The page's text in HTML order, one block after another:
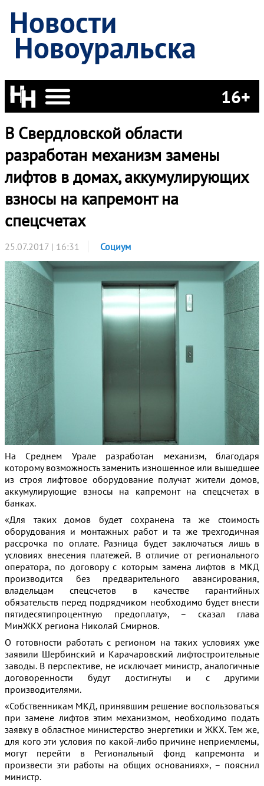
Новости
Новоуральска
16+
В Свердловской области
разработан механизм замены
лифтов в домах, аккумулирующих
взносы на капремонт на
спецсчетах
25.07.2017 | 16:31 Социум
На Среднем Урале разработан механизм, благодаря
которому возможность заменить изношенное или вышедшее
из строя лифтовое оборудованиеполучат жители домов,
аккумулирующие взносы на капремонт на спецсчетах в
банках.
«Для таких домов будет сохранена та же стоимость
оборудования и монтажных работ и та же трехгодичная
рассрочка по оплате. Разница будет заключаться лишь в
условиях внесения платежей. В отличие от регионального
оператора, по договору с которым замена лифтов в МКД
производится без предварительного авансирования,
владельцам спецсчетов в качестве гарантийных
обязательств перед подрядчиком необходимо будет внести
пятидесятипроцентную предоплату», – сказал глава
МинЖКХ региона Николай Смирнов.
О готовности работать с регионом на таких условиях уже
заявили Шербинский и Карачаровский лифтостроительные
заводы. В перспективе, не исключает министр, аналогичные
договоренности будут достигнуты и с другими
производителями.
«Собственникам МКД, принявшим решение воспользоваться
при замене лифтов этим механизмом, необходимо подать
заявку в областное министерство энергетики и ЖКХ. Тем же,
для кого эти условия по какой-либо причине неприемлемы,
могут перейти в Региональный фонд капремонта и
произвести эти работы на общих основаниях», – пояснил
министр.